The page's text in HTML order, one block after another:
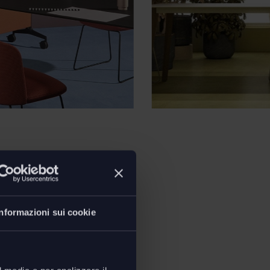
sui cookie
possibilità di